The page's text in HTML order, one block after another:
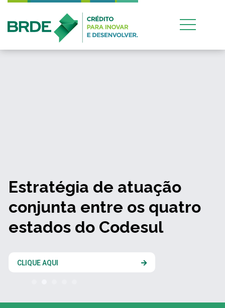
Estratégia de atuação
conjunta entre os quatro
estados do Codesul
CLIQUE AQUI